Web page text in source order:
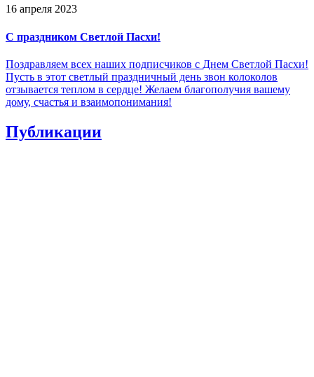
16 апреля 2023
С праздником Светлой Пасхи!
Поздравляем всех наших подписчиков с Днем Светлой Пасхи!
Пусть в этот светлый праздничный день звон колоколов
отзывается теплом в сердце! Желаем благополучия вашему
дому, счастья и взаимопонимания!
Публикации